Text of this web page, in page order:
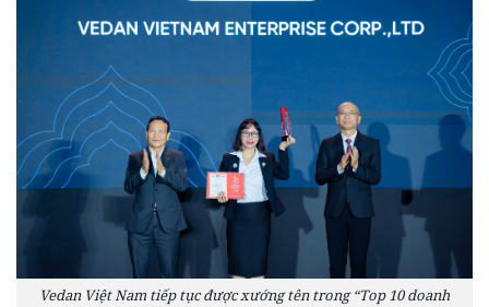
Vedan Việt Nam tiếp tục được xướng tên trong “Top 10 doanh